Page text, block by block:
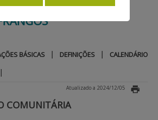
BÁSICAS | DEFINIÇÕES | CALENDÁRIO
|
Atualizado a 2024/12/05
COMUNITÁRIA